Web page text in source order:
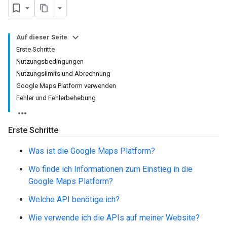
Auf dieser Seite
Erste Schritte
Nutzungsbedingungen
Nutzungslimits und Abrechnung
Google Maps Platform verwenden
Fehler und Fehlerbehebung
Erste Schritte
Was ist die Google Maps Platform?
Wo finde ich Informationen zum Einstieg in die
Google Maps Platform?
Welche API benötige ich?
Wie verwende ich die APIs auf meiner Website?